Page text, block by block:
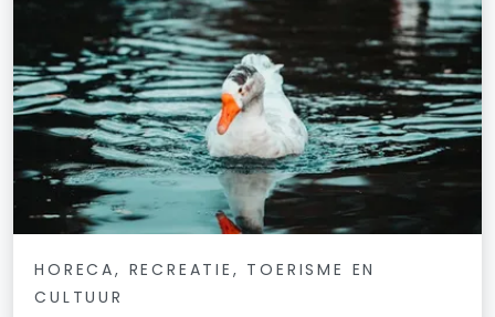
HORECA, RECREATIE, TOERISME EN
CULTUUR